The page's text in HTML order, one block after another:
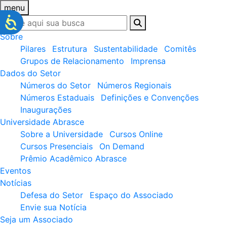
menu
Sobre
Pilares
Estrutura Sustentabilidade
Comitês
Grupos de Relacionamento
Imprensa
Dados do Setor
Números do Setor
Números Regionais
Números Estaduais
Definições e Convenções
Inaugurações
Universidade Abrasce
Sobre a Universidade
Cursos Online
Cursos Presenciais
On Demand
Prêmio Acadêmico Abrasce
Eventos
Notícias
Defesa do Setor
Espaço do Associado
Envie sua Notícia
Seja um Associado